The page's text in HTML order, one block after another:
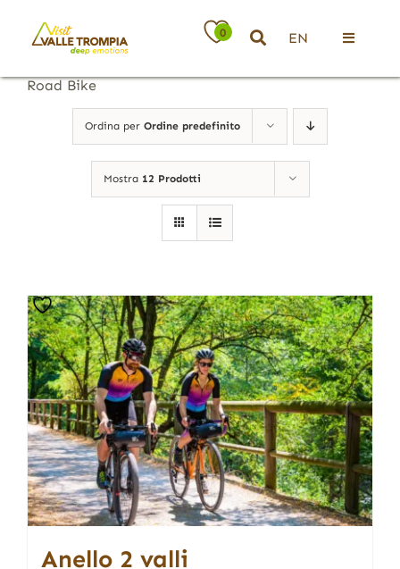
contenuto
0 EN
Toggle
Eventi
Road Bike
Ordina per Ordine predefinito
Mostra 12 Prodotti
Anello 2 valli